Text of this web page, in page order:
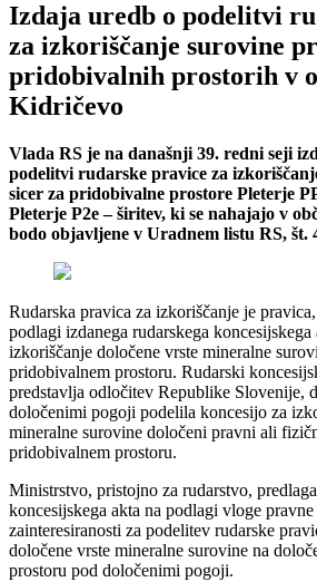
Izdaja uredb o podelitvi
za izkoriščanje surovine
pridobivalnih prostorih v
Kidričevo
Vlada RS je na današnji 39. redni seji
podelitvi rudarske pravice za
sicer za pridobivalne prostore Pleterje
Pleterje P2e – širitev, ki se nahajajo v
bodo objavljene v Uradnem listu RS, št.
Rudarska pravica za izkoriščanje je
podlagi izdanega rudarskega koncesijskega
izkoriščanje določene vrste mineralne
pridobivalnem prostoru. Rudarski
predstavlja odločitev Republike Slovenije,
določenimi pogoji podelila koncesijo za
mineralne surovine določeni pravni ali
pridobivalnem prostoru.
Ministrstvo, pristojno za rudarstvo,
koncesijskega akta na podlagi vloge
zainteresiranosti za podelitev rudarske
določene vrste mineralne surovine na
prostoru pod določenimi pogoji.